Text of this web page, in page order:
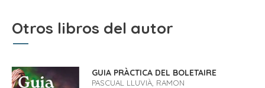
Otros libros del autor
GUIA PRÀCTICA DEL BOLETAIRE
PASCUAL LLUVIÀ, RAMON